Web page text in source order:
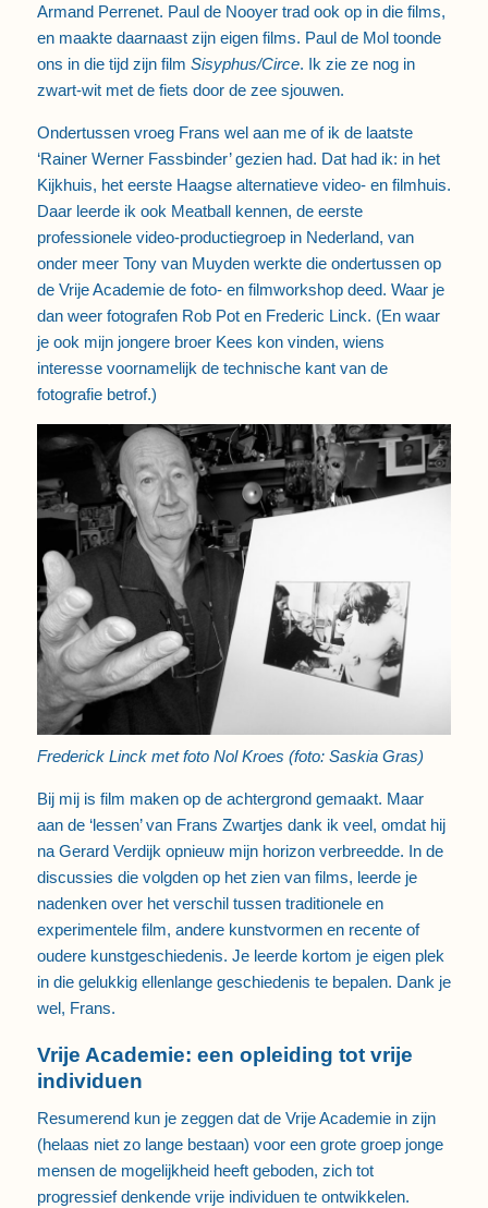
Armand Perrenet. Paul de Nooyer trad ook op in die films,
en maakte daarnaast zijn eigen films. Paul de Mol toonde
ons in die tijd zijn film Sisyphus/Circe. Ik zie ze nog in
zwart-wit met de fiets door de zee sjouwen.
Ondertussen vroeg Frans wel aan me of ik de laatste
‘Rainer Werner Fassbinder’ gezien had. Dat had ik: in het
Kijkhuis, het eerste Haagse alternatieve video- en filmhuis.
Daar leerde ik ook Meatball kennen, de eerste
professionele video-productiegroep in Nederland, van
onder meer Tony van Muyden werkte die ondertussen op
de Vrije Academie de foto- en filmworkshop deed. Waar je
dan weer fotografen Rob Pot en Frederic Linck. (En waar
je ook mijn jongere broer Kees kon vinden, wiens
interesse voornamelijk de technische kant van de
fotografie betrof.)
Frederick Linck met foto Nol Kroes (foto: Saskia Gras)
Bij mij is film maken op de achtergrond gemaakt. Maar
aan de ‘lessen’ van Frans Zwartjes dank ik veel, omdat hij
na Gerard Verdijk opnieuw mijn horizon verbreedde. In de
discussies die volgden op het zien van films, leerde je
nadenken over het verschil tussen traditionele en
experimentele film, andere kunstvormen en recente of
oudere kunstgeschiedenis. Je leerde kortom je eigen plek
in die gelukkig ellenlange geschiedenis te bepalen. Dank je
wel, Frans.
Vrije Academie: een opleiding tot vrije
individuen
Resumerend kun je zeggen dat de Vrije Academie in zijn
(helaas niet zo lange bestaan) voor een grote groep jonge
mensen de mogelijkheid heeft geboden, zich tot
progressief denkende vrije individuen te ontwikkelen.